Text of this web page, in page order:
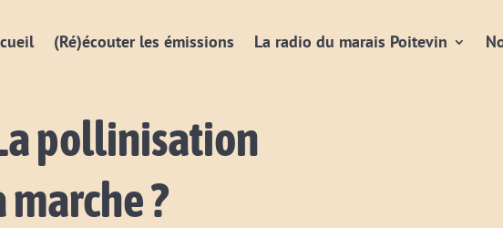
(Ré)écouter les émissions La radio du marais Poitevin
pollinisation
?